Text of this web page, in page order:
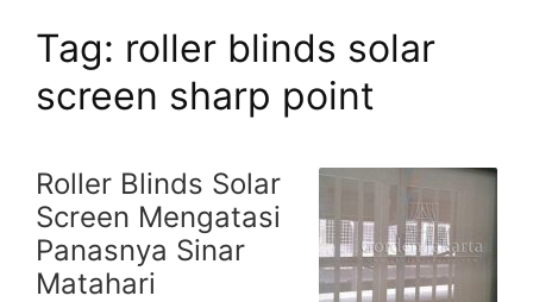
Tag: roller blinds solar
screen sharp point
Roller Blinds Solar
Screen Mengatasi
Panasnya Sinar
Matahari